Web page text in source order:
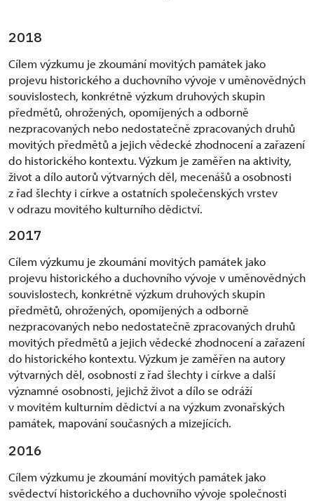
2018
Cílem výzkumu je zkoumání movitých památek jako
projevu historického a duchovního vývoje v uměnovědných
souvislostech, konkrétně výzkum druhových skupin
předmětů, ohrožených, opomíjených a odborně
nezpracovaných nebo nedostatečně zpracovaných druhů
movitých předmětů a jejich vědecké zhodnocení a zařazení
do historického kontextu. Výzkum je zaměřen na aktivity,
život a dílo autorů výtvarných děl, mecenášů a osobnosti
z řad šlechty i církve a ostatních společenských vrstev
v odrazu movitého kulturního dědictví.
2017
Cílem výzkumu je zkoumání movitých památek jako
projevu historického a duchovního vývoje v uměnovědných
souvislostech, konkrétně výzkum druhových skupin
předmětů, ohrožených, opomíjených a odborně
nezpracovaných nebo nedostatečně zpracovaných druhů
movitých předmětů a jejich vědecké zhodnocení a zařazení
do historického kontextu. Výzkum je zaměřen na autory
výtvarných děl, osobnosti z řad šlechty i církve a další
významné osobnosti, jejichž život a dílo se odráží
v movitém kulturním dědictví a na výzkum zvonařských
památek, mapování současných a mizejících.
2016
Cílem výzkumu je zkoumání movitých památek jako
svědectví historického a duchovního vývoje společnosti